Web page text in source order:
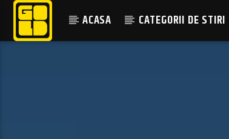
ACASA CATEGORII DE STIRI